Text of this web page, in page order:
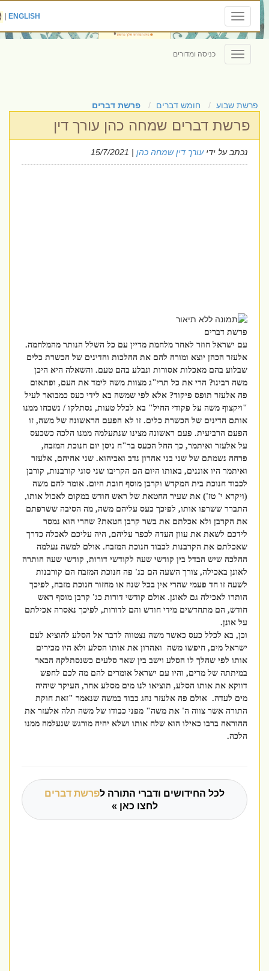
Toggle
navigation
ENGLISH
|
Toggle
navigation
כניסה ומדורים
פרשת שבוע חומש דברים פרשת דברים
פרשת דברים שמחה כהן עורך דין
נכתב על ידיעורך דין שמחה כהן| 15/7/2021
פרשת דברים
עם ישראל חוזר לאחר מלחמת מדיין עם כל השלל הנותר מהמלחמה.
אלעזר הכהן יוצא ומורה להם את ההלכות והדינים של הכשרת כלים
שבלוע בהם מאכלות אסורות ונבלע בהם טעם. והשאלה היא היכן
משה רבינו? הרי את כל תרי"ג מצוות משה לימד את העם, ופתאום
פה אלעזר תופס פיקוד? אלא לפי שמשה בא לידי כעס כמבואר לעיל
"ויקצוף משה על פקודי החיל" בא לכלל טעות, נסתלקו / נשכחו ממנו
אותם הדינים של הכשרת כלים. זו לא הפעם הראשונה של משה, זו
הפעם הרביעית. פעם ראשונה מצינו שנתעלמה ממנו הלכה כשכעס
על אלעזר ואיתמר, כך החל הכעס בר"ח ניסן יום חנוכת המזבח,
פרחה נשמתם של שני בני אהרון נדב ואביהוא. שני אחיהם, אלעזר
ואיתמר היו אוננים, באותו היום הם הקריבו שני סוגי קורבנות, קורבן
לכבוד חנוכת בית המקדש וקרבן מוסף חובת היום. אומר להם משה
(ויקרא י' טז') את שעיר החטאת של ראש חודש במקום לאכול אותו,
התברר ששרפו אותו, לפיכך כעס עליהם משה, מה הסיבה ששרפתם
את הקרבן ולא אכלתם את בשר קרבן חטאת? שהרי הוא נמסר
לידכם לשאת את עוון העדה לכפר עליהם, היה עליכם לאכלה כדרך
שאכלתם את הקרבנות לכבוד חנוכת המזבח. אולם למשה נעלמה
ההלכה שיש הבדל בין קודשי שעה לקודשי דורות, קודשי שעה הותרה
לאונן באכילה, צורך השעה הם כג' פה חנוכת המזבח הם קורבנות
לשעה זו חד פעמי שהרי אין בכל שנה או מחזור חנוכת מזבח, לפיכך
הותרו לאכילה גם לאונן. אולם קודשי דורות כג' קרבן מוסף ראש
חודש, הם מתחדשים מידי חודש והם לדורות, לפיכך נאסרה אכילתם
על אונן.
וכן, בא לכלל כעס כאשר משה נצטווה לדבר אל הסלע להוציא לעם
ישראל מים, חיפשו משה ואהרון את אותו הסלע ולא היו מכירים
אותו לפי שהלך לו הסלע וישב בין שאר סלעים כשנסתלקה הבאר
במיתתה של מרים, והיו עם ישראל אומרים להם מה לכם לחפש
דווקא את אותו הסלע, תוציאו לנו מים מסלע אחר, העיקר שיהיה
מים לעדה. אולם פה אלעזר נהג כבוד במשה שנאמר "זאת חוקת
התורה אשר צווה ה' את משה" מפני כבודו של משה תלה אלעזר את
ההוראה ברבו כאילו הוא שלח אותו ושלא יהיה מורגש שנעלמה ממנו
הלכה.
לכל החידושים ודברי התורה לפרשת דברים
לחצו כאן »